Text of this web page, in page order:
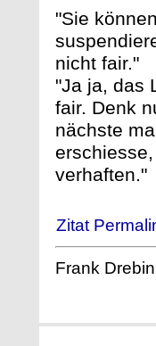
"Sie
nicht fair."
"Ja ja, das
fair. Denk
nächste
verhaften."
Zitat
Frank Drebin